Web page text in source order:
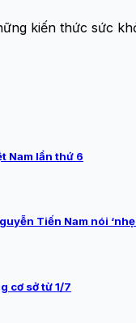
kiến thức sức
Nam lần thứ 6
Tiến Nam nói
cơ sở từ 1/7